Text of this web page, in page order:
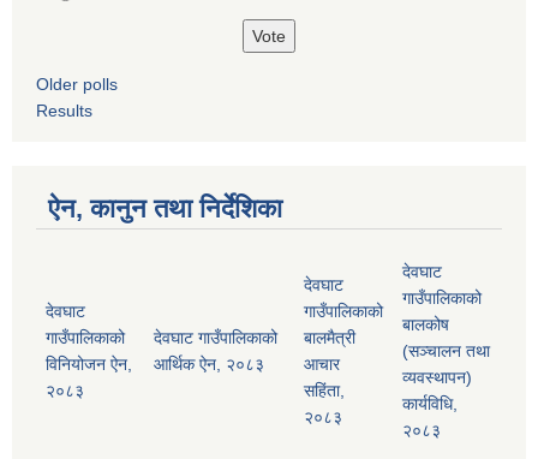
Older polls
Results
ऐन, कानुन तथा निर्देशिका
देवघाट
गाउँपालिकाको
विनियोजन ऐन,
२०८३
देवघाट गाउँपालिकाको
आर्थिक ऐन, २०८३
देवघाट
गाउँपालिकाको
बालमैत्री
आचार
सहिंता,
२०८३
देवघाट
गाउँपालिकाको
बालकोष
(सञ्चालन तथा
व्यवस्थापन)
कार्यविधि,
२०८३